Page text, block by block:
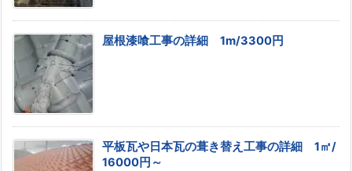
屋根漆喰工事の詳細 1m/3300円
平板瓦や日本瓦の葺き替え工事の詳細 1㎡/
16000円～